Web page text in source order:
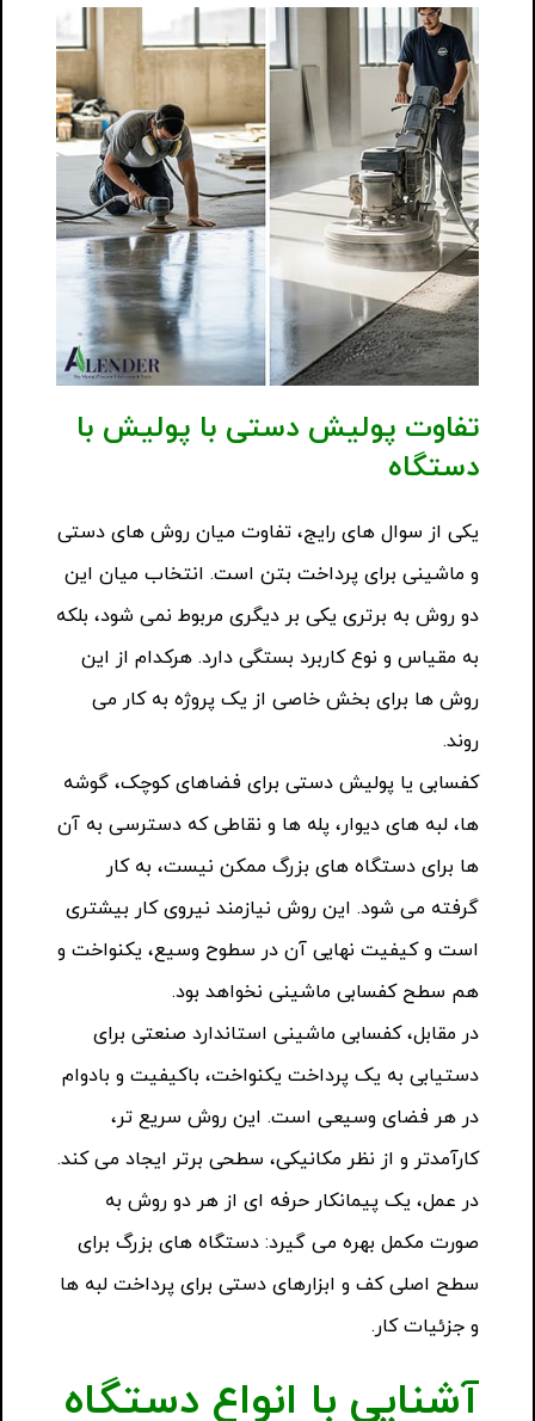
تفاوت پولیش دستی با پولیش با
دستگاه
یکی از سوال های رایج، تفاوت میان روش های دستی
و ماشینی برای پرداخت بتن است. انتخاب میان این
دو روش به برتری یکی بر دیگری مربوط نمی شود، بلکه
به مقیاس و نوع کاربرد بستگی دارد. هرکدام از این
روش ها برای بخش خاصی از یک پروژه به کار می
روند.
کفسابی یا پولیش دستی برای فضاهای کوچک، گوشه
ها، لبه های دیوار، پله ها و نقاطی که دسترسی به آن
ها برای دستگاه های بزرگ ممکن نیست، به کار
گرفته می شود. این روش نیازمند نیروی کار بیشتری
است و کیفیت نهایی آن در سطوح وسیع، یکنواخت و
هم سطح کفسابی ماشینی نخواهد بود.
در مقابل، کفسابی ماشینی استاندارد صنعتی برای
دستیابی به یک پرداخت یکنواخت، باکیفیت و بادوام
در هر فضای وسیعی است. این روش سریع تر،
کارآمدتر و از نظر مکانیکی، سطحی برتر ایجاد می کند.
در عمل، یک پیمانکار حرفه ای از هر دو روش به
صورت مکمل بهره می گیرد: دستگاه های بزرگ برای
سطح اصلی کف و ابزارهای دستی برای پرداخت لبه ها
و جزئیات کار.
آشنایی با انواع دستگاه